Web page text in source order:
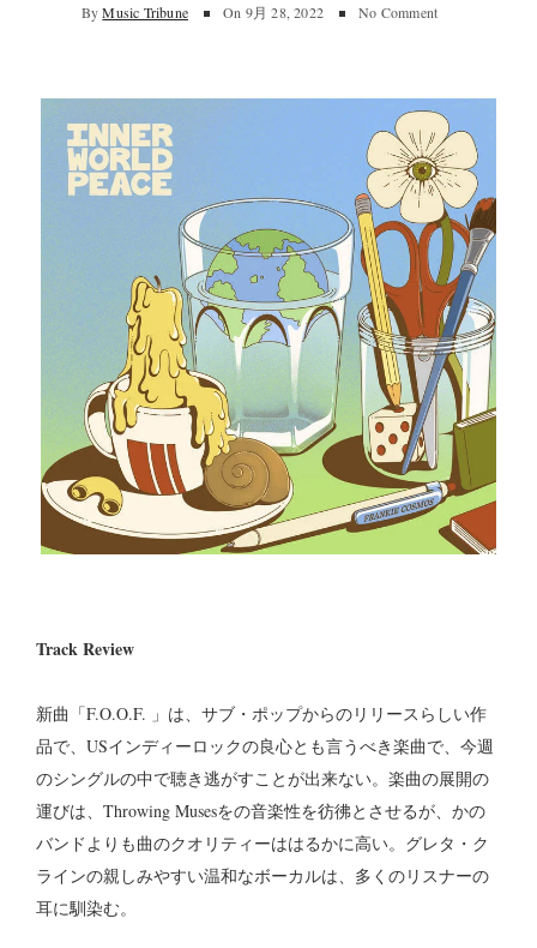
By Music Tribune On 9月 28, 2022 No Comment
Track Review
新曲「F.O.O.F. 」は、サブ・ポップからのリリースらしい作
品で、USインディーロックの良心とも言うべき楽曲で、今週
のシングルの中で聴き逃がすことが出来ない。楽曲の展開の
運びは、Throwing Musesをの音楽性を彷彿とさせるが、かの
バンドよりも曲のクオリティーははるかに高い。グレタ・ク
ラインの親しみやすい温和なボーカルは、多くのリスナーの
耳に馴染む。